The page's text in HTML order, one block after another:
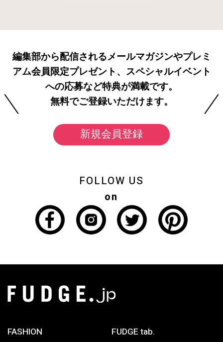
編集部から配信されるメールマガジンやプレミ
アム会員限定プレゼント、スペシャルイベント
への応募など特典が満載です。
無料でご登録いただけます。
新規会員登録
FOLLOW US
on
FASHION FUDGE tab.